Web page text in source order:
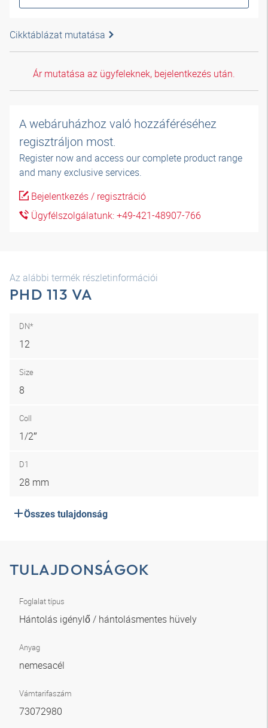
Cikktáblázat mutatása
Ár mutatása az ügyfeleknek, bejelentkezés után.
A webáruházhoz való hozzáféréséhez
regisztráljon most.
Register now and access our complete product range
and many exclusive services.
Bejelentkezés / regisztráció
Ügyfélszolgálatunk: +49-421-48907-766
Az alábbi termék részletinformációi
PHD 113 VA
DN*
12
Size
8
Coll
1/2″
D1
28 mm
Összes tulajdonság
TULAJDONSÁGOK
Foglalat típus
Hántolás igénylő / hántolásmentes hüvely
Anyag
nemesacél
Vámtarifaszám
73072980